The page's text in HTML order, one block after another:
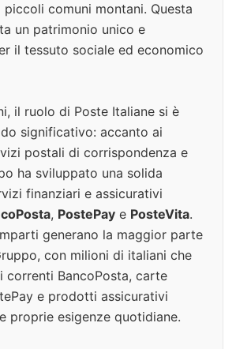
comuni montani. Questa
un patrimonio unico e
il tessuto sociale ed economico
il ruolo di Poste Italiane si è
significativo: accanto ai
postali di corrispondenza e
ha sviluppato una solida
finanziari e assicurativi
, PostePay e PosteVita.
generano la maggior parte
con milioni di italiani che
correnti BancoPosta, carte
e prodotti assicurativi
proprie esigenze quotidiane.